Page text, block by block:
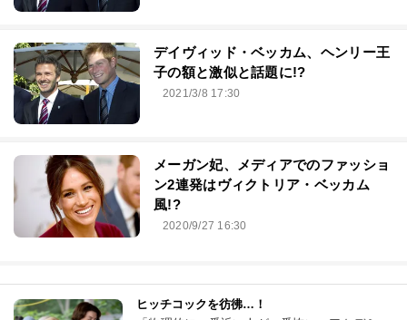
デイヴィッド・ベッカム、ヘンリー王
子の額と激似と話題に!?
2021/3/8 17:30
メーガン妃、メディアでのファッショ
ン2連発はヴィクトリア・ベッカム
風!?
2020/9/27 16:30
ヒッチコックを彷彿…！